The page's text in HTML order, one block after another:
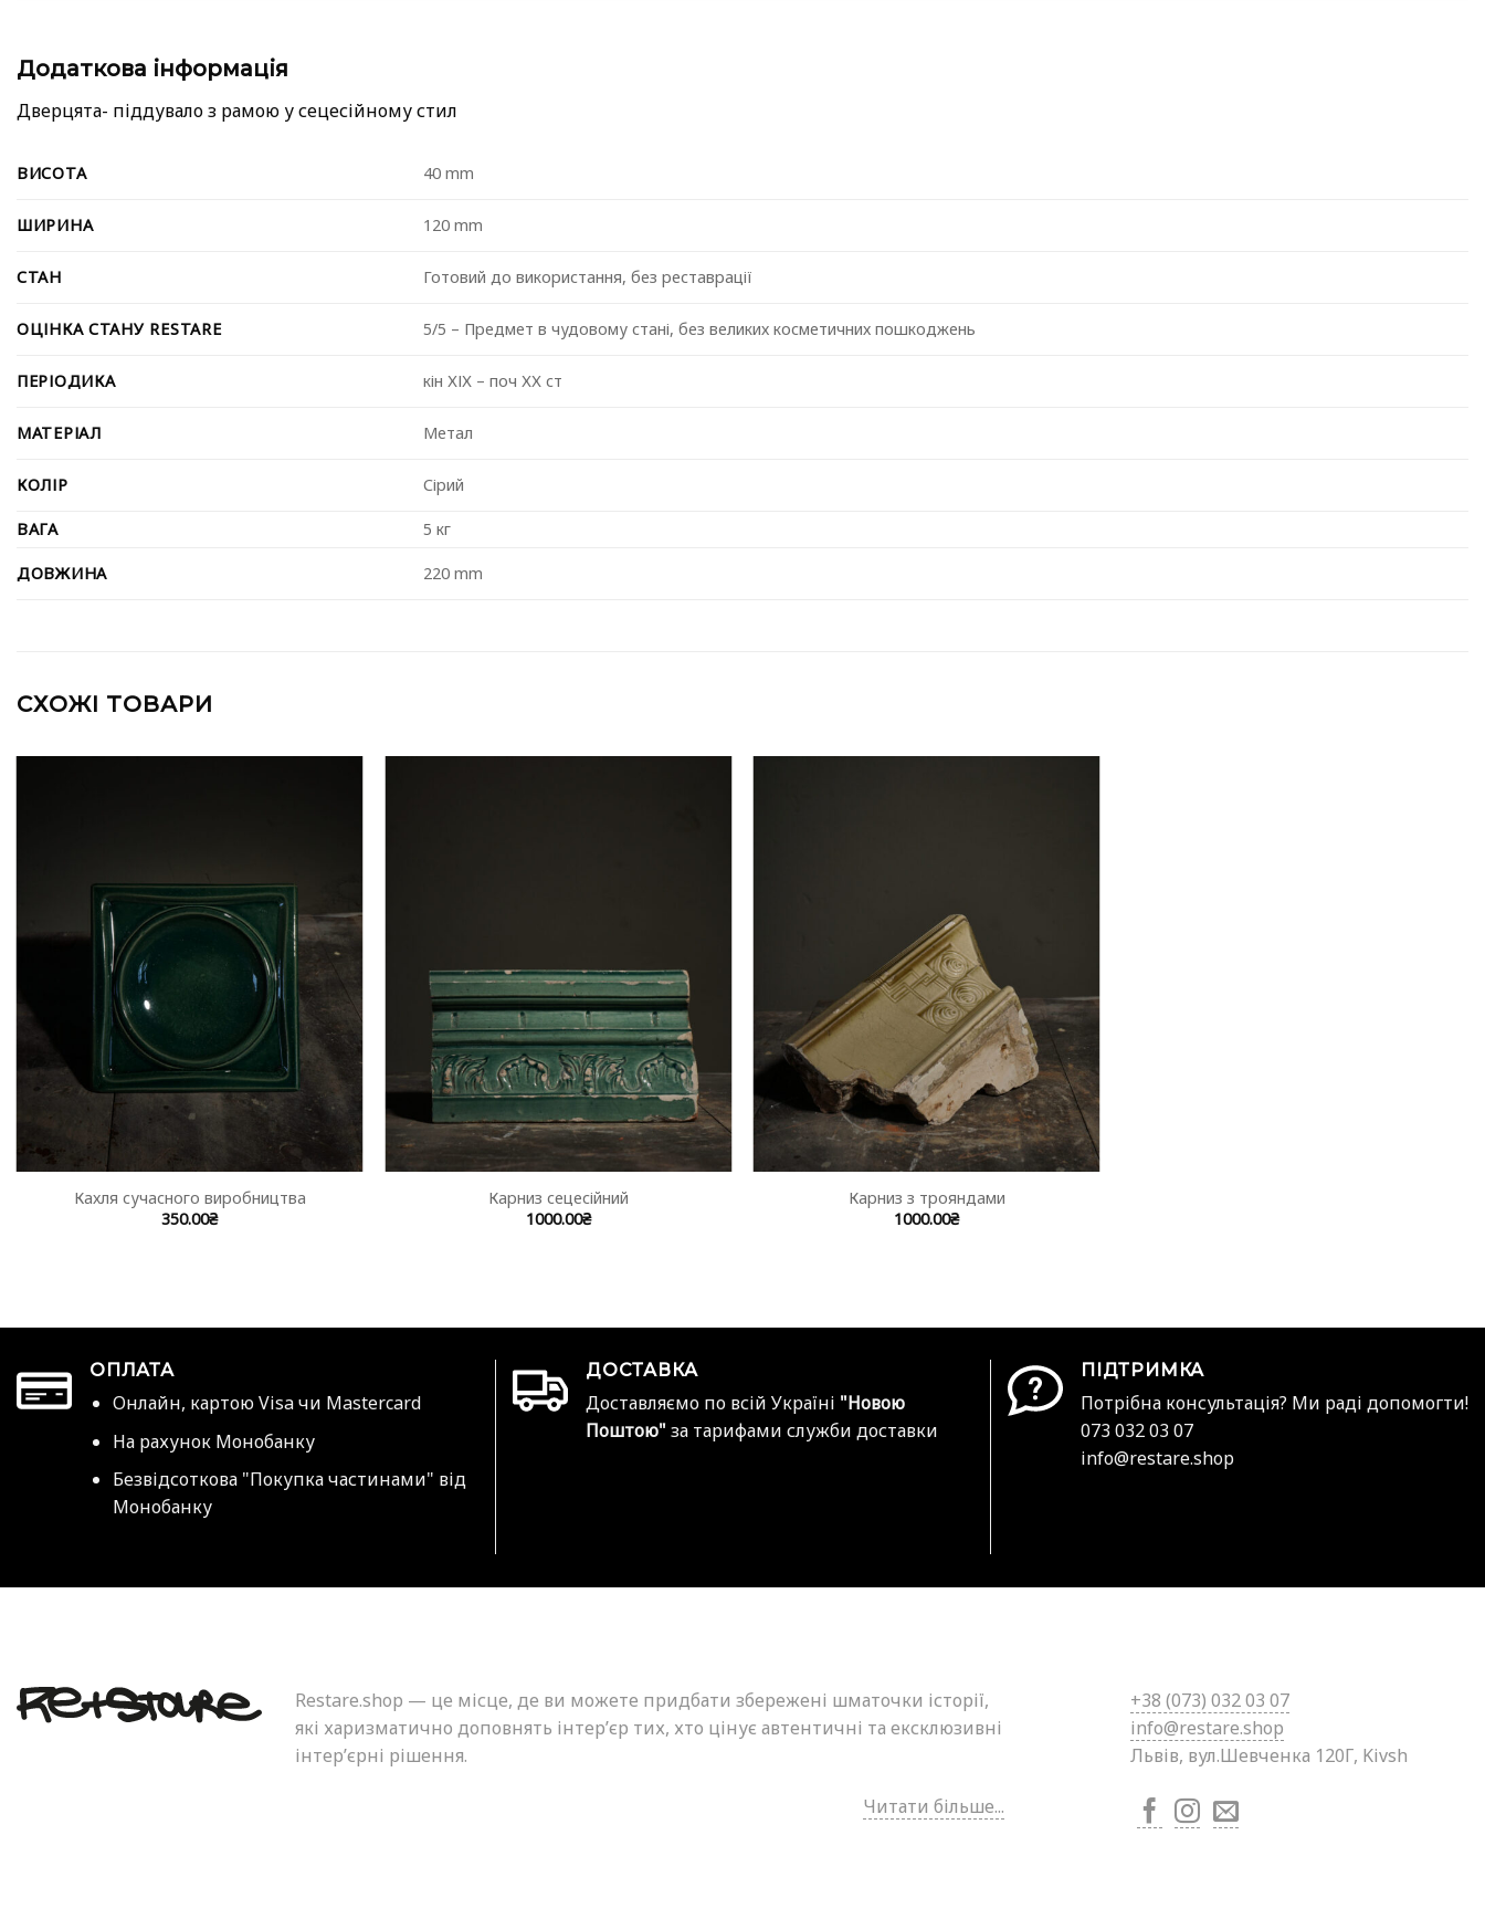
Додаткова інформація
Дверцята- піддувало з рамою у сецесійному стил
ВИСОТА 40 mm
ШИРИНА 120 mm
СТАН Готовий до використання, без реставрації
ОЦІНКА СТАНУ RESTARE 5/5 – Предмет в чудовому стані, без великих косметичних пошкоджень
ПЕРІОДИКА ⁠кін ХІХ – поч ХХ ст
МАТЕРІАЛ Метал
КОЛІР Сірий
ВАГА 5 кг
ДОВЖИНА 220 mm
СХОЖІ ТОВАРИ
Кахля сучасного виробництва
350.00₴
Карниз сецесійний
1000.00₴
Карниз з трояндами
1000.00₴
ОПЛАТА
Онлайн, картою Visa чи Mastercard
На рахунок Монобанку
Безвідсоткова "Покупка частинами" від
Монобанку
ДОСТАВКА
Доставляємо по всій Україні "Новою
Поштою" за тарифами служби доставки
ПІДТРИМКА
Потрібна консультація? Ми раді допомогти!
073 032 03 07
info@restare.shop
Restare.shop — це місце, де ви можете придбати збережені шматочки історії,
які харизматично доповнять інтер’єр тих, хто цінує автентичні та ексклюзивні
інтер’єрні рішення.
Читати більше...
+38 (073) 032 03 07
info@restare.shop
Львів, вул.Шевченка 120Г, Kivsh